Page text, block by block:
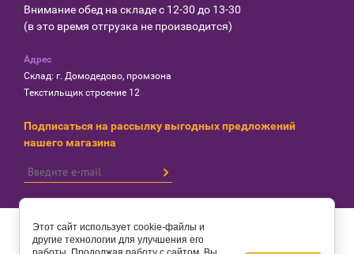
Внимание обед на складе с 12-30 до 13-30
(в это время отгрузка не производится)
Адрес
Склад: г. Домодедово, промзона
Текстильщик строение 12
Подписаться на рассылку выгодных предложений
нашего магазина
© 2017 Такелаж-ОК
Этот сайт использует cookie-файлы и
другие технологии для улучшения его